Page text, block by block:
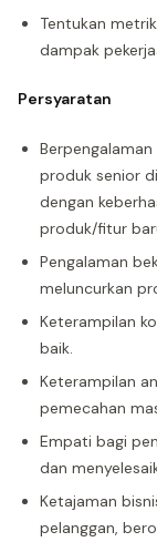
Tentukan
dampak
Persyaratan
produk senior
dengan
produk/fitur
Pengalaman
meluncurkan
Keterampilan
baik.
Keterampilan
pemecahan
Empati bagi
dan
Ketajaman
pelanggan,